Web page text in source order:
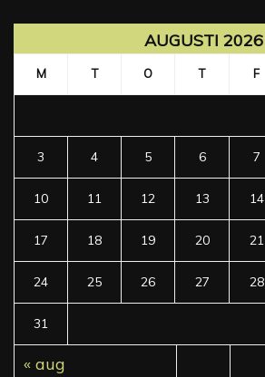
AUGUSTI 2026
M T O T F
3 4 5 6 7
10 11 12 13 14
17 18 19 20 21
24 25 26 27 28
31
« aug